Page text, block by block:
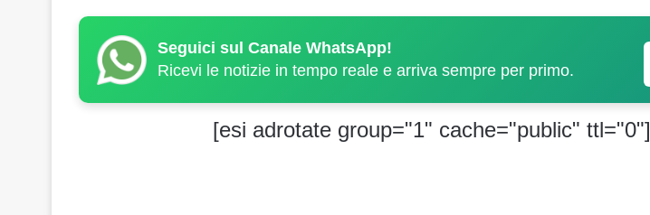
Seguici sul Canale WhatsApp!
Ricevi le notizie in tempo reale e arriva sempre per primo.
[esi adrotate group="1" cache="public" ttl="0"]